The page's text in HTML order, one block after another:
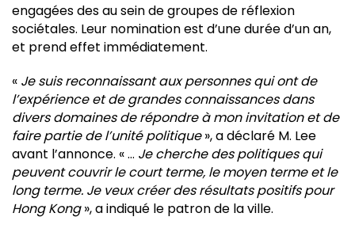
engagées des au sein de groupes de réflexion
sociétales. Leur nomination est d’une durée d’un an,
et prend effet immédiatement.
« Je suis reconnaissant aux personnes qui ont de
l’expérience et de grandes connaissances dans
divers domaines de répondre à mon invitation et de
faire partie de l’unité politique», a déclaré M. Lee
avant l’annonce. « … Je cherche des politiques qui
peuvent couvrir le court terme, le moyen terme et le
long terme. Je veux créer des résultats positifs pour
Hong Kong», a indiqué le patron de la ville.